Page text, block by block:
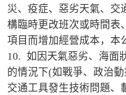
災、疫症、惡劣天氣、交
構臨時更改班次或時間表、罷
項目而增加經營成本，本
10.	如因天氣惡劣、海面狀況或各種未能預知或迫不得已
的情況下(如戰爭、政治
交通工具發生技術問題、